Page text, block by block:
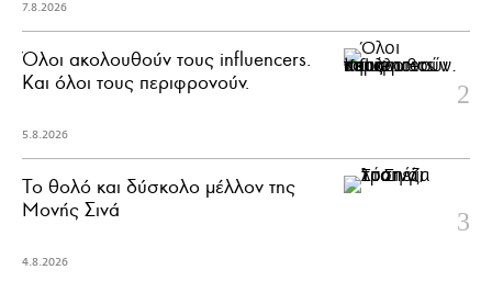
7.8.2026
Όλοι ακολουθούν τους influencers.
Και όλοι τους περιφρονούν.
5.8.2026
Το θολό και δύσκολο μέλλον της
Μονής Σινά
4.8.2026